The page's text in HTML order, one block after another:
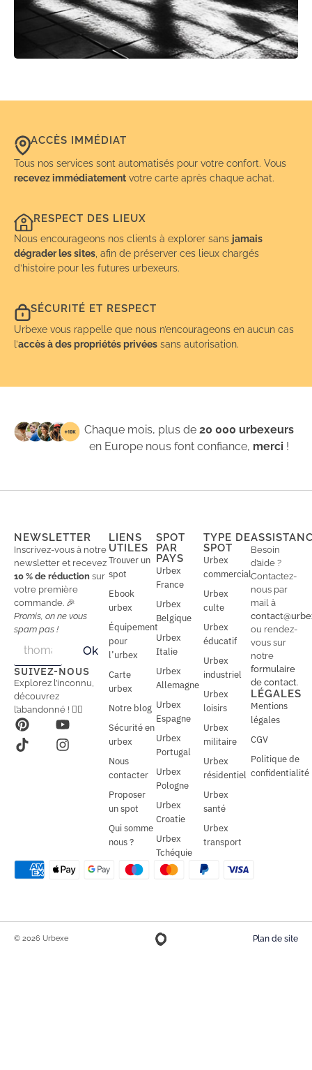
ACCÈS IMMÉDIAT
Tous nos services sont automatisés pour votre confort. Vous
recevez immédiatement votre carte après chaque achat.
RESPECT DES LIEUX
Nous encourageons nos clients à explorer sans jamais
dégrader les sites , afin de préserver ces lieux chargés
d’histoire pour les futures urbexeurs.
SÉCURITÉ ET RESPECT
Urbexe vous rappelle que nous n’encourageons en aucun cas
l’accès à des propriétés privées sans autorisation.
Chaque mois, plus de20 000 urbexeurs
en Europe nous font confiance, merci !
NEWSLETTER
Inscrivez-vous à notre
newsletter et recevez
10 % de réduction sur
votre première
commande. 🎉
Promis, on ne vous
spam pas !
a
i
l
a
i
l
*
Ok
SUIVEZ-NOUS
Explorez l’inconnu,
découvrez
l’abandonné ! 🕵️‍♂️
LIENS
UTILES
Trouver un
spot
Ebook
urbex
Équipement
pour
l’urbex
Carte
urbex
Notre blog
Sécurité en
urbex
Nous
contacter
Proposer
un spot
Qui somme
nous ?
SPOT
PAR
PAYS
Urbex
France
Urbex
Belgique
Urbex
Italie
Urbex
Allemagne
Urbex
Espagne
Urbex
Portugal
Urbex
Pologne
Urbex
Croatie
Urbex
Tchéquie
TYPE DE
SPOT
Urbex
commercial
Urbex
culte
Urbex
éducatif
Urbex
industriel
Urbex
loisirs
Urbex
militaire
Urbex
résidentiel
Urbex
santé
Urbex
transport
Besoin
d’aide ?
Contactez-
nous par
mail à
ou rendez-
vous sur
notre
formulaire
de contact.
LÉGALES
Mentions
légales
CGV
Politique de
confidentialité
© 2026 Urbexe Plan de site